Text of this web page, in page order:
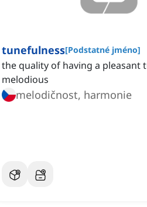
tunefulness[Podstatné jméno]
the quality of having a pleasant
melodious
melodičnost, harmonie